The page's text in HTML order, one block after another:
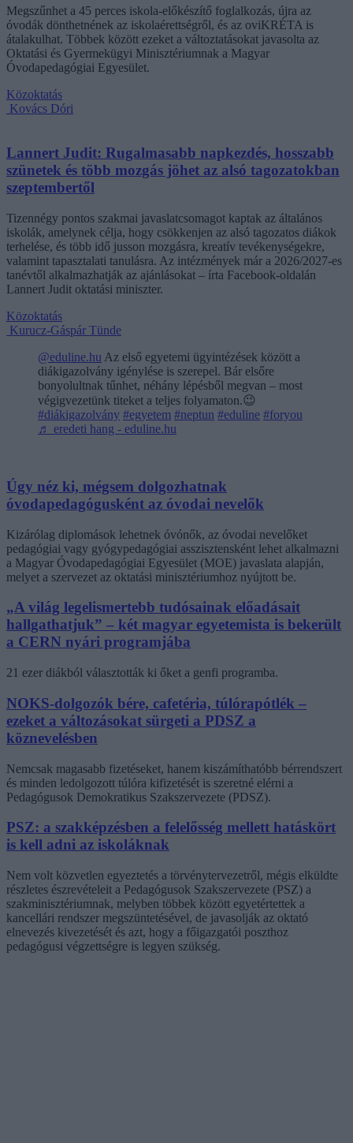
Megszűnhet a 45 perces iskola-előkészítő foglalkozás, újra az
óvodák dönthetnének az iskolaérettségről, és az oviKRÉTA is
átalakulhat. Többek között ezeket a változtatásokat javasolta az
Oktatási és Gyermekügyi Minisztériumnak a Magyar
Óvodapedagógiai Egyesület.
Közoktatás
Kovács Dóri
Lannert Judit: Rugalmasabb napkezdés, hosszabb
szünetek és több mozgás jöhet az alsó tagozatokban
szeptembertől
Tizennégy pontos szakmai javaslatcsomagot kaptak az általános
iskolák, amelynek célja, hogy csökkenjen az alsó tagozatos diákok
terhelése, és több idő jusson mozgásra, kreatív tevékenységekre,
valamint tapasztalati tanulásra. Az intézmények már a 2026/2027-es
tanévtől alkalmazhatják az ajánlásokat – írta Facebook-oldalán
Lannert Judit oktatási miniszter.
Közoktatás
Kurucz-Gáspár Tünde
@eduline.hu Az első egyetemi ügyintézések között a
diákigazolvány igénylése is szerepel. Bár elsőre
bonyolultnak tűnhet, néhány lépésből megvan – most
végigvezetünk titeket a teljes folyamaton.😉
#diákigazolvány #egyetem #neptun #eduline #foryou
♬ eredeti hang - eduline.hu
Úgy néz ki, mégsem dolgozhatnak
óvodapedagógusként az óvodai nevelők
Kizárólag diplomások lehetnek óvónők, az óvodai nevelőket
pedagógiai vagy gyógypedagógiai asszisztensként lehet alkalmazni
a Magyar Óvodapedagógiai Egyesület (MOE) javaslata alapján,
melyet a szervezet az oktatási minisztériumhoz nyújtott be.
„A világ legelismertebb tudósainak előadásait
hallgathatjuk” – két magyar egyetemista is bekerült
a CERN nyári programjába
21 ezer diákból választották ki őket a genfi programba.
NOKS-dolgozók bére, cafetéria, túlórapótlék –
ezeket a változásokat sürgeti a PDSZ a
köznevelésben
Nemcsak magasabb fizetéseket, hanem kiszámíthatóbb bérrendszert
és minden ledolgozott túlóra kifizetését is szeretné elérni a
Pedagógusok Demokratikus Szakszervezete (PDSZ).
PSZ: a szakképzésben a felelősség mellett hatáskört
is kell adni az iskoláknak
Nem volt közvetlen egyeztetés a törvénytervezetről, mégis elküldte
részletes észrevételeit a Pedagógusok Szakszervezete (PSZ) a
szakminisztériumnak, melyben többek között egyetértettek a
kancellári rendszer megszüntetésével, de javasolják az oktató
elnevezés kivezetését és azt, hogy a főigazgatói poszthoz
pedagógusi végzettségre is legyen szükség.